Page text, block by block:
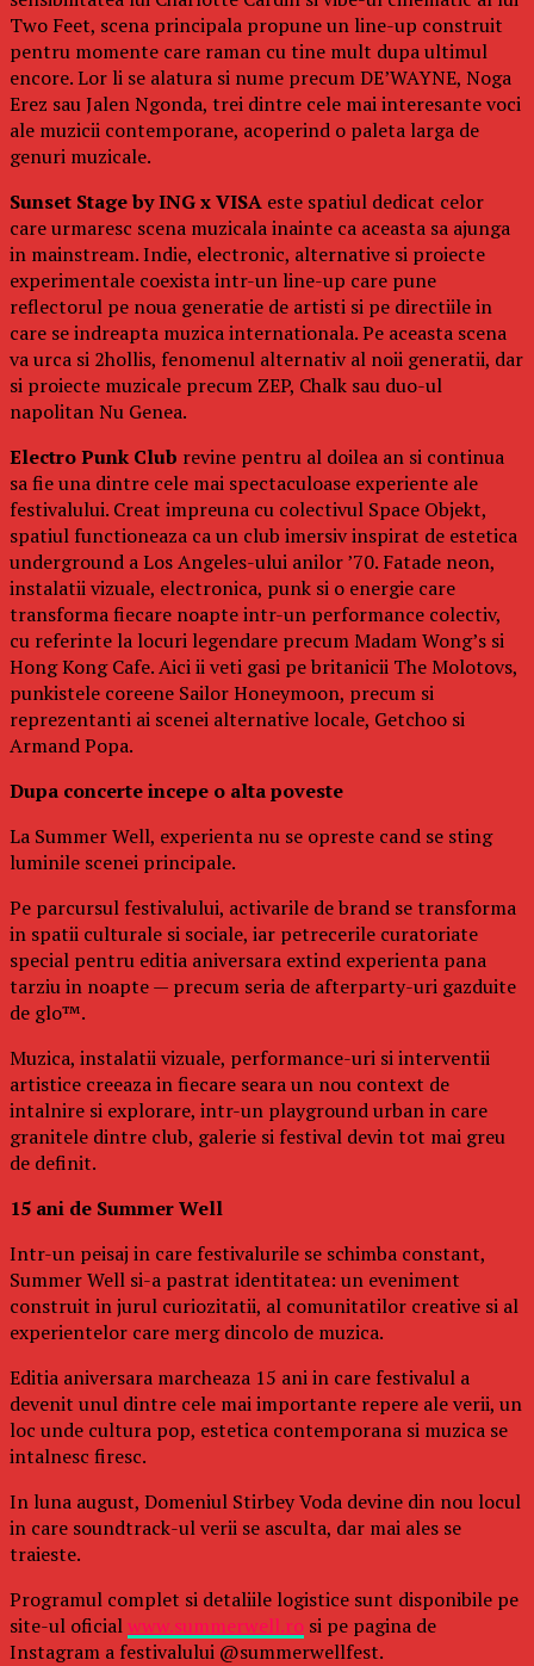
Two Feet, scena principala propune un line-up construit
pentru momente care raman cu tine mult dupa ultimul
encore. Lor li se alatura si nume precum DE’WAYNE, Noga
Erez sau Jalen Ngonda, trei dintre cele mai interesante voci
ale muzicii contemporane, acoperind o paleta larga de
genuri muzicale.
Sunset Stage by ING x VISA este spatiul dedicat celor
care urmaresc scena muzicala inainte ca aceasta sa ajunga
in mainstream. Indie, electronic, alternative si proiecte
experimentale coexista intr-un line-up care pune
reflectorul pe noua generatie de artisti si pe directiile in
care se indreapta muzica internationala. Pe aceasta scena
va urca si 2hollis, fenomenul alternativ al noii generatii, dar
si proiecte muzicale precum ZEP, Chalk sau duo-ul
napolitan Nu Genea.
Electro Punk Club revine pentru al doilea an si continua
sa fie una dintre cele mai spectaculoase experiente ale
festivalului. Creat impreuna cu colectivul Space Objekt,
spatiul functioneaza ca un club imersiv inspirat de estetica
underground a Los Angeles-ului anilor ’70. Fatade neon,
instalatii vizuale, electronica, punk si o energie care
transforma fiecare noapte intr-un performance colectiv,
cu referinte la locuri legendare precum Madam Wong’s si
Hong Kong Cafe. Aici ii veti gasi pe britanicii The Molotovs,
punkistele coreene Sailor Honeymoon, precum si
reprezentanti ai scenei alternative locale, Getchoo si
Armand Popa.
Dupa concerte incepe o alta poveste
La Summer Well, experienta nu se opreste cand se sting
luminile scenei principale.
Pe parcursul festivalului, activarile de brand se transforma
in spatii culturale si sociale, iar petrecerile curatoriate
special pentru editia aniversara extind experienta pana
tarziu in noapte — precum seria de afterparty-uri gazduite
de glo™.
Muzica, instalatii vizuale, performance-uri si interventii
artistice creeaza in fiecare seara un nou context de
intalnire si explorare, intr-un playground urban in care
granitele dintre club, galerie si festival devin tot mai greu
de definit.
15 ani de Summer Well
Intr-un peisaj in care festivalurile se schimba constant,
Summer Well si-a pastrat identitatea: un eveniment
construit in jurul curiozitatii, al comunitatilor creative si al
experientelor care merg dincolo de muzica.
Editia aniversara marcheaza 15 ani in care festivalul a
devenit unul dintre cele mai importante repere ale verii, un
loc unde cultura pop, estetica contemporana si muzica se
intalnesc firesc.
In luna august, Domeniul Stirbey Voda devine din nou locul
in care soundtrack-ul verii se asculta, dar mai ales se
traieste.
Programul complet si detaliile logistice sunt disponibile pe
site-ul oficialwww.summerwell.ro si pe pagina de
Instagram a festivalului @summerwellfest.